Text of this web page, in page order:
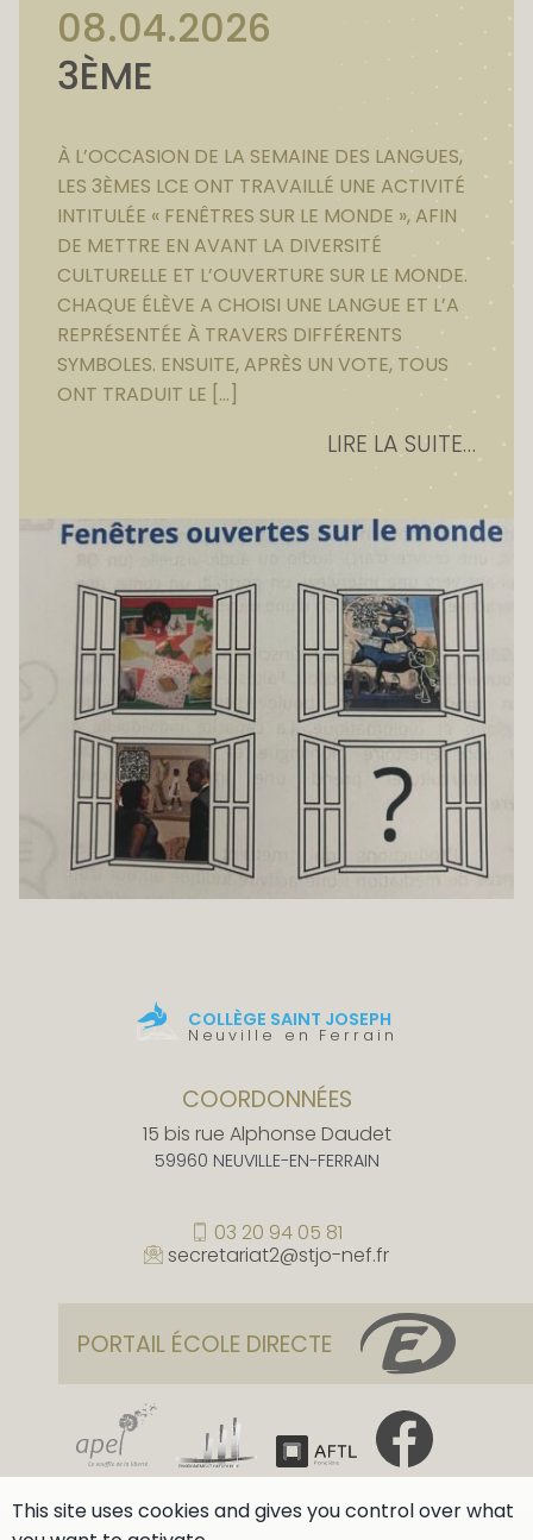
08.04.2026
3ÈME
À L’OCCASION DE LA SEMAINE DES LANGUES,
LES 3ÈMES LCE ONT TRAVAILLÉ UNE ACTIVITÉ
INTITULÉE « FENÊTRES SUR LE MONDE », AFIN
DE METTRE EN AVANT LA DIVERSITÉ
CULTURELLE ET L’OUVERTURE SUR LE MONDE.
CHAQUE ÉLÈVE A CHOISI UNE LANGUE ET L’A
REPRÉSENTÉE À TRAVERS DIFFÉRENTS
SYMBOLES. ENSUITE, APRÈS UN VOTE, TOUS
ONT TRADUIT LE […]
LIRE LA SUITE…
COLLÈGE SAINT JOSEPH
Neuville en Ferrain
COORDONNÉES
15 bis rue Alphonse Daudet
59960 NEUVILLE-EN-FERRAIN
03 20 94 05 81
secretariat2@stjo-nef.fr
PORTAIL ÉCOLE DIRECTE
This site uses cookies and gives you control over what